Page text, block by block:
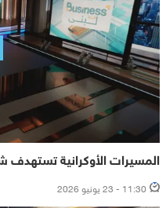
المسيرات الأوكرانية تستهدف
11:30 - 23 يونيو 2026